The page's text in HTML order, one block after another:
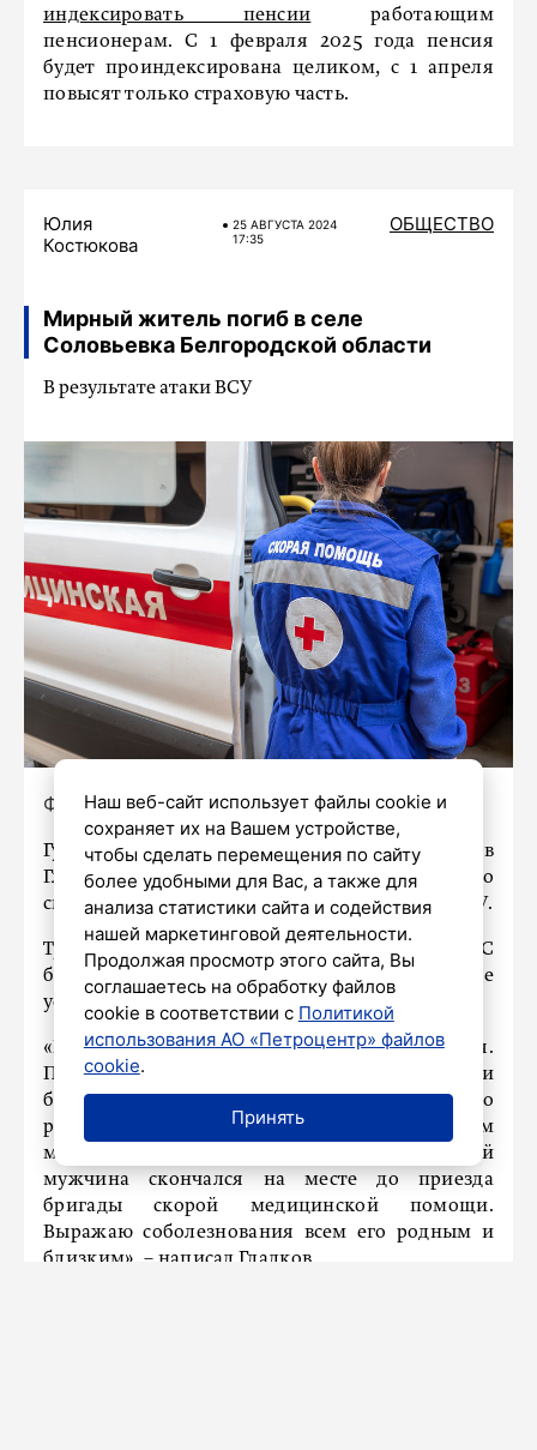
индексировать пенсии работающим
пенсионерам. С 1 февраля 2025 года пенсия
будет проиндексирована целиком, с 1 апреля
повысят только страховую часть.
Юлия
Костюкова
25 АВГУСТА 2024
17:35
ОБЩЕСТВО
Мирный житель погиб в селе
Соловьевка Белгородской области
В результате атаки ВСУ
Фото: Олег Золото/«Петербургский дневник»
Губернатор Белгородской области Вячеслав
Гладков сообщил в своем телеграм-канале о
смерти мирного жителя в результате атаки ВСУ.
Трагедия случилась в селе Соловьёвка. С
беспилотника было сброшено взрывное
устройство.
«Вновь у нас тяжёлая, невосполнимая потеря.
По результатам обхода после атаки
беспилотника в селе Соловьёвка Белгородского
района поступила информация о погибшем
мирном жителе. От полученных ранений
мужчина скончался на месте до приезда
бригады скорой медицинской помощи.
Выражаю соболезнования всем его родным и
близким», – написал Гладков.
Наш веб-сайт использует файлы cookie и
сохраняет их на Вашем устройстве,
чтобы сделать перемещения по сайту
более удобными для Вас, а также для
анализа статистики сайта и содействия
нашей маркетинговой деятельности.
Продолжая просмотр этого сайта, Вы
соглашаетесь на обработку файлов
cookie в соответствии с Политикой
использования АО «Петроцентр» файлов
cookie.
Принять